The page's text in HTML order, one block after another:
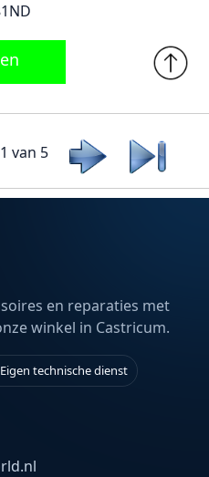
van 5
en reparaties met
winkel in Castricum.
technische dienst